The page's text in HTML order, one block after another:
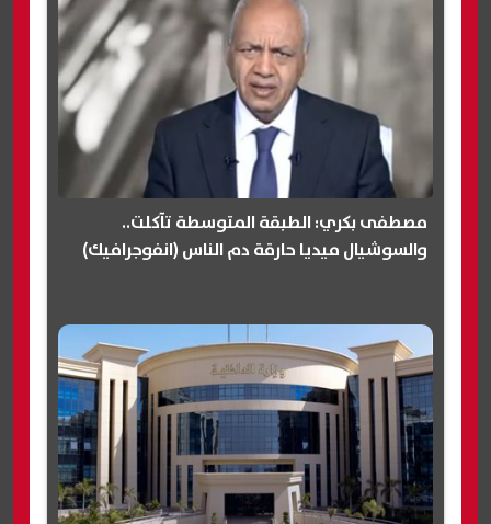
مصطفى بكري: الطبقة المتوسطة تآكلت..
والسوشيال ميديا حارقة دم الناس (انفوجرافيك)